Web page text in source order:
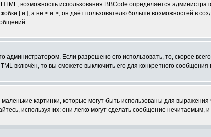
возможность использования BBCode определяется
[ и ], а не < и >, он даёт пользователю больше возможностей в
администратором. Если разрешено его использовать, то, скорее
включён, то вы сможете выключить его для конкретного
картинки, которые могут быть использованы для
используя их: они легко могут сделать сообщение